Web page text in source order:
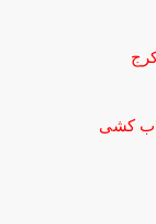
کشی